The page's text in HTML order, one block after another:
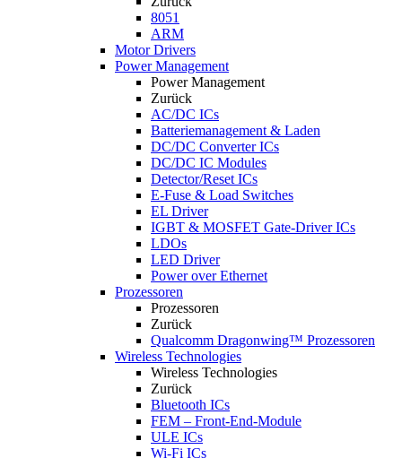
8051
ARM
Motor Drivers
Power Management
Power Management
Zurück
AC/DC ICs
Batteriemanagement & Laden
DC/DC Converter ICs
DC/DC IC Modules
Detector/Reset ICs
E-Fuse & Load Switches
EL Driver
IGBT & MOSFET Gate-Driver ICs
LDOs
LED Driver
Power over Ethernet
Prozessoren
Prozessoren
Zurück
Qualcomm Dragonwing™ Prozessoren
Wireless Technologies
Wireless Technologies
Zurück
Bluetooth ICs
FEM – Front-End-Module
ULE ICs
Wi-Fi ICs